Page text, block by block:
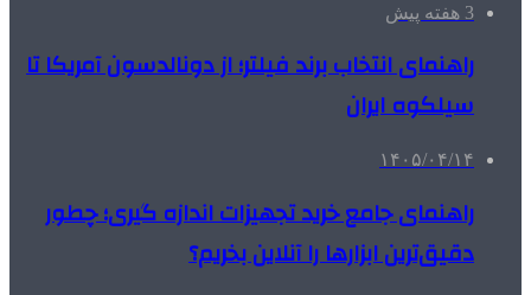
3 هفته پیش
راهنمای انتخاب برند فیلتر؛ از دونالدسون آمریکا تا
سیلکوه ایران
۱۴۰۵/۰۴/۱۴
راهنمای جامع خرید تجهیزات اندازه گیری؛ چطور
دقیق‌ترین ابزارها را آنلاین بخریم؟